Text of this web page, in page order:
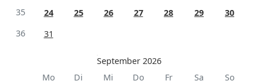
35
24 25 26 27 28 29
30
36
31
September 2026
Mo
Di Mi Do Fr Sa
So